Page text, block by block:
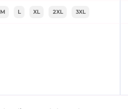
M L XL 2XL 3XL